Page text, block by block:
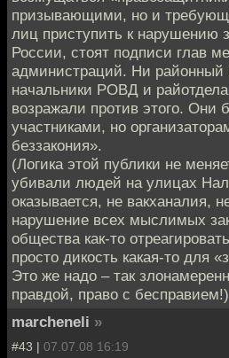
призывающими, но и
лиц приступить к нарушению
России, стоят подписи глав
администраций. Ни районный
начальники РОВД и
возражали против этого. Они
участниками, но
беззакония».
(Логика этой публики не
убивали людей на улицах
оказывается, не вакханалия,
нарушение всех мыслимых
общества как-то
просто дикость какая-то для
Это же надо – так
правдой, право с бесправием!)
marcheneli »
#43 | 07.07.08 16:19